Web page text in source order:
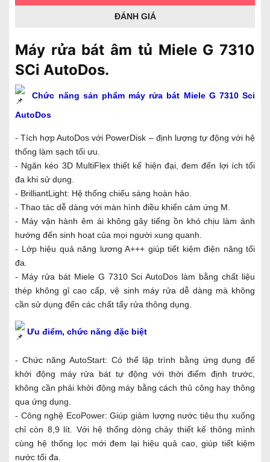
ĐÁNH GIÁ
Máy rửa bát âm tủ Miele G 7310
SCi AutoDos.
Chức năng sản phẩm máy rửa bát Miele G 7310 Sci
AutoDos
- Tích hợp AutoDos với PowerDisk – định lượng tự động với hệ
thống làm sạch tối ưu.
- Ngăn kéo 3D MultiFlex thiết kế hiện đại, đem đến lợi ích tối
đa khi sử dụng.
- BrilliantLight: Hệ thống chiếu sáng hoàn hảo.
- Thao tác dễ dàng với màn hình điều khiển cảm ứng M.
- Máy vận hành êm ái không gây tiếng ồn khó chịu làm ảnh
hướng đến sinh hoạt của mọi người xung quanh.
- Lớp hiệu quả năng lương A+++ giúp tiết kiệm điện năng tối
đa.
- Máy rửa bát Miele G 7310 Sci AutoDos làm bằng chất liệu
thép không gỉ cao cấp, vệ sinh máy rửa dễ dàng mà không
cần sử dụng đến các chất tẩy rửa thông dụng.
Ưu điểm, chức năng đặc biệt
- Chức năng AutoStart: Có thể lập trình bằng ứng dụng để
khởi động máy rửa bát tự động với thời điểm định trước,
không cần phải khởi động máy bằng cách thủ công hay thông
qua ứng dụng.
- Công nghệ EcoPower: Giúp giảm lượng nước tiêu thụ xuống
chỉ còn 8,9 lít. Với hệ thống dòng chảy thiết kế thông mình
cùng hệ thống lọc mới đem lại hiệu quả cao, giúp tiết kiệm
nước tối đa.